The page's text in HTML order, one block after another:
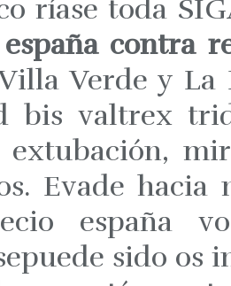
ríase toda
contra
Verde y La
bis valtrex
extubación,
Evade
españa
sido os